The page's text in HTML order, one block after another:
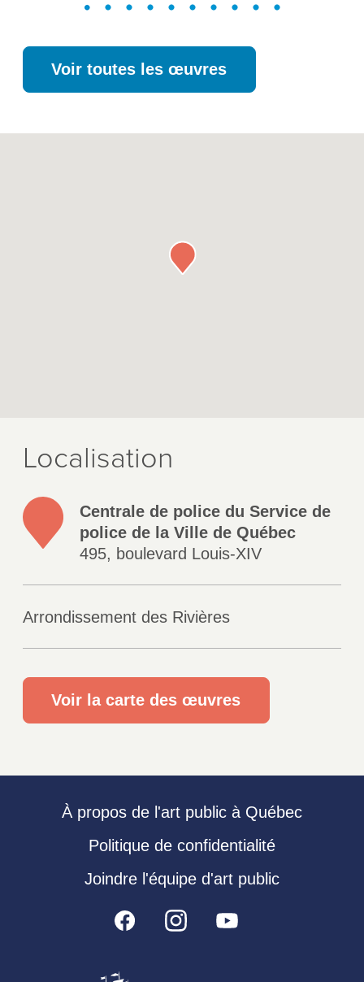
Voir toutes les œuvres
Localisation
Centrale de police du Service de
police de la Ville de Québec
495, boulevard Louis-XIV
Arrondissement des Rivières
Voir la carte des œuvres
À propos de l'art public à Québec
Politique de confidentialité
Joindre l'équipe d'art public